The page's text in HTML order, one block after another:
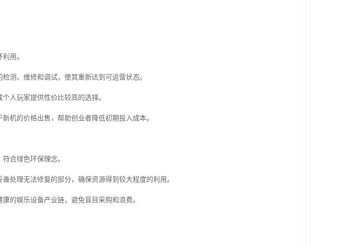
用。
测、维修和调试，使其重新达到可运营状态。
人玩家提供性价比较高的选择。
机的价格出售，帮助创业者降低初期投入成本。
合绿色环保理念。
处理无法修复的部分，确保资源得到较大程度的利用。
的娱乐设备产业链，避免盲目采购和浪费。